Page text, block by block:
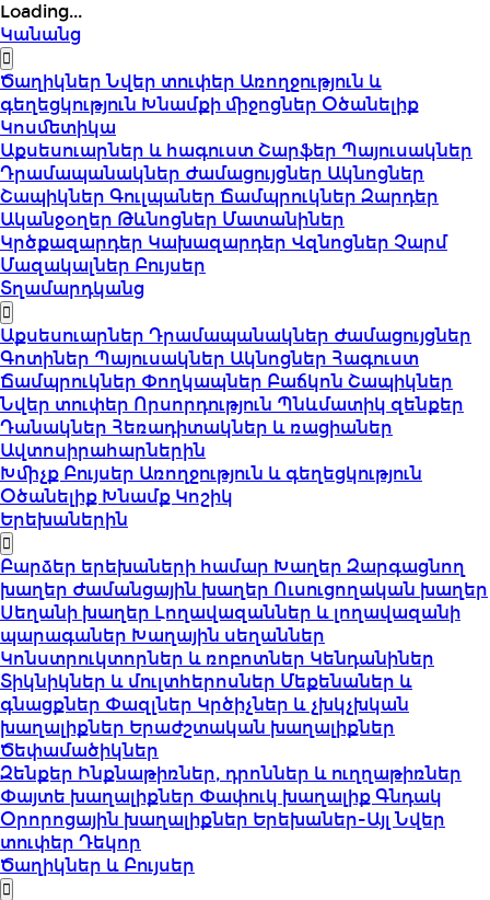
Loading...
Կանանց
ԾաղիկներՆվեր տուփեր Առողջություն և
գեղեցկություն Խնամքի միջոցներ Օծանելիք
Կոսմետիկա
Աքսեսուարներ և հագուստ Շարֆեր Պայուսակներ
Դրամապանակներ Ժամացույցներ Ակնոցներ
Շապիկներ Գուլպաներ Ճամպրուկներ Զարդեր
Ականջօղեր Թևնոցներ Մատանիներ
Կրծքազարդեր Կախազարդեր Վզնոցներ Չարմ
Մազակալներ Բույսեր
Տղամարդկանց
Աքսեսուարներ Դրամապանակներ Ժամացույցներ
Գոտիներ Պայուսակներ Ակնոցներ Հագուստ
Ճամպրուկներ Փողկապներ Բաճկոն Շապիկներ
Նվեր տուփեր Որսորդություն Պնևմատիկ զենքեր
Դանակներ Հեռադիտակներ և ռացիաներ
Ավտոսիրահարներին
Խմիչք Բույսեր Առողջություն և գեղեցկություն
Օծանելիք Խնամք Կոշիկ
Երեխաներին
Բարձեր երեխաների համար Խաղեր Զարգացնող
խաղեր Ժամանցային խաղեր Ուսուցողական խաղեր
Սեղանի խաղեր Լողավազաններ և լողավազանի
պարագաներ Խաղային սեղաններ
Կոնստրուկտորներ և ռոբոտներ Կենդանիներ
Տիկնիկներ և մուլտհերոսներ Մեքենաներ և
գնացքներ Փազլներ Կրծիչներ և չխկչխկան
խաղալիքներ Երաժշտական խաղալիքներ
Ծեփամածիկներ
Զենքեր Ինքնաթիռներ, դրոններ և ուղղաթիռներ
Փայտե խաղալիքներ Փափուկ խաղալիքԳնդակ
Օրորոցային խաղալիքներ Երեխաներ-ԱյլՆվեր
տուփեր Դեկոր
Ծաղիկներ և Բույսեր